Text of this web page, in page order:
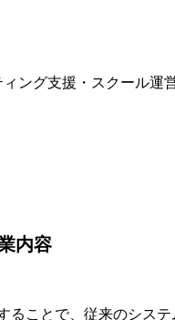
ィング支援・スクール運
内容
ることで、従来のシス